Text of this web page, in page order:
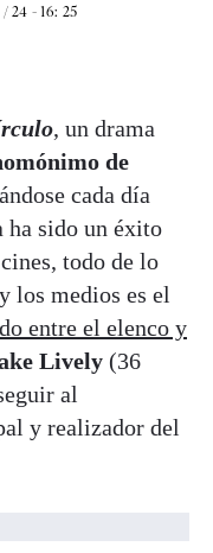
/ 24 - 16: 25
, un drama
de
cada día
ha sido un éxito
todo de lo
los medios es el
entre el elenco y
Lively (36
al
y realizador del